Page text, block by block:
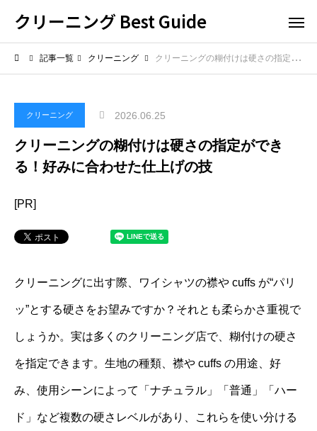
クリーニング Best Guide
記事一覧 クリーニング クリーニングの糊付けは硬さの指定ができる！好みに合わせた仕上げの技
クリーニング 2026.06.25
クリーニングの糊付けは硬さの指定ができ
る！好みに合わせた仕上げの技
[PR]
クリーニングに出す際、ワイシャツの襟や cuffs が“パリ
ッ”とする硬さをお望みですか？それとも柔らかさ重視で
しょうか。実は多くのクリーニング店で、糊付けの硬さ
を指定できます。生地の種類、襟や cuffs の用途、好
み、使用シーンによって「ナチュラル」「普通」「ハー
ド」など複数の硬さレベルがあり、これらを使い分ける